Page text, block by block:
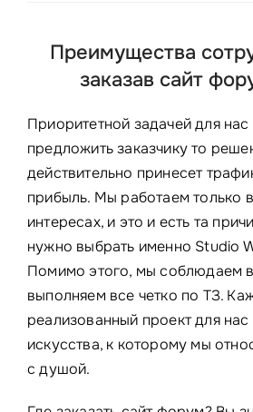
Преимущества
заказав сайт
Приоритетной задачей для нас
предложить заказчику то
действительно принесет
прибыль. Мы работаем только
интересах, и это и есть та
нужно выбрать именно Studio
Помимо этого, мы соблюдаем
выполняем все четко по ТЗ.
реализованный проект для
искусства, к которому мы
с душой.